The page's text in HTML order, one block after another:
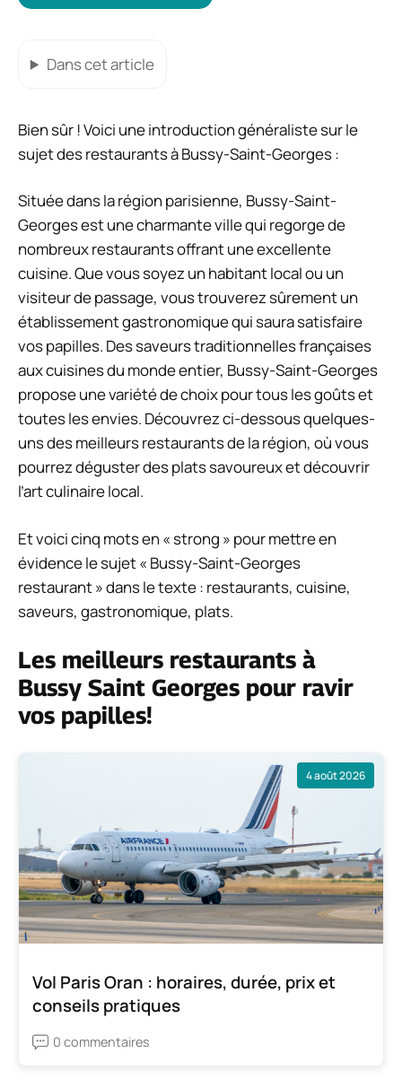
Dans cet article
Bien sûr ! Voici une introduction généraliste sur le
sujet des restaurants à Bussy-Saint-Georges :
Située dans la région parisienne, Bussy-Saint-
Georges est une charmante ville qui regorge de
nombreux restaurants offrant une excellente
cuisine. Que vous soyez un habitant local ou un
visiteur de passage, vous trouverez sûrement un
établissement gastronomique qui saura satisfaire
vos papilles. Des saveurs traditionnelles françaises
aux cuisines du monde entier, Bussy-Saint-Georges
propose une variété de choix pour tous les goûts et
toutes les envies. Découvrez ci-dessous quelques-
uns des meilleurs restaurants de la région, où vous
pourrez déguster des plats savoureux et découvrir
l’art culinaire local.
Et voici cinq mots en « strong » pour mettre en
évidence le sujet « Bussy-Saint-Georges
restaurant » dans le texte : restaurants, cuisine,
saveurs, gastronomique, plats.
Les meilleurs restaurants à
Bussy Saint Georges pour ravir
vos papilles!
4 août 2026
Vol Paris Oran : horaires, durée, prix et
conseils pratiques
0 commentaires